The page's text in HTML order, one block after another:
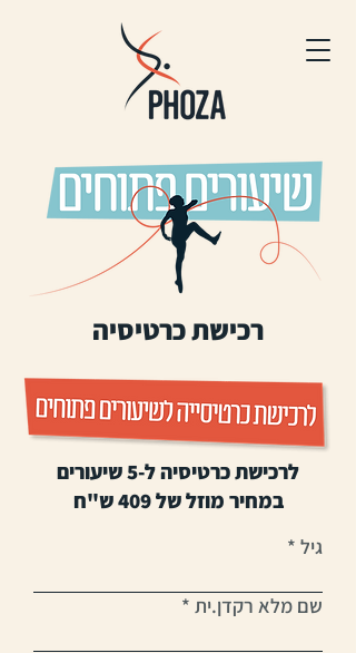
רכישת כרטיסיה
לרכישת כרטיסיה ל-5 שיעורים
במחיר מוזל של 409 ש"ח
גיל
שם מלא רקדן.ית